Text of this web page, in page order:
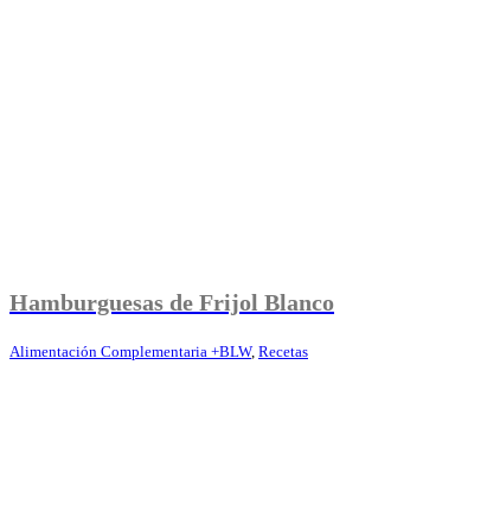
Hamburguesas de Frijol Blanco
Alimentación Complementaria +BLW, Recetas